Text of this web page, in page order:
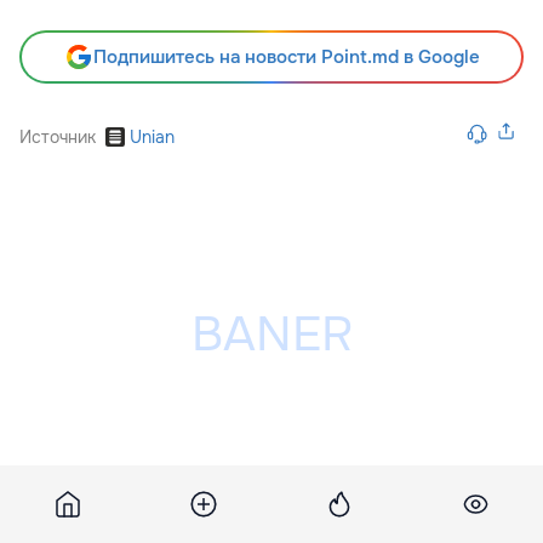
Подпишитесь на новости Point.md в Google
Источник Unian
Разместить рекламу на сайте